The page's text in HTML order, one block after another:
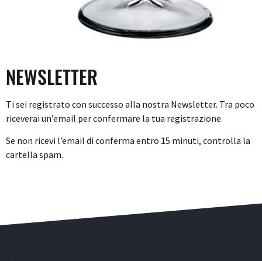
NEWSLETTER
Ti sei registrato con successo alla nostra Newsletter. Tra poco
riceverai un’email per confermare la tua registrazione.
Se non ricevi l’email di conferma entro 15 minuti, controlla la
cartella spam.